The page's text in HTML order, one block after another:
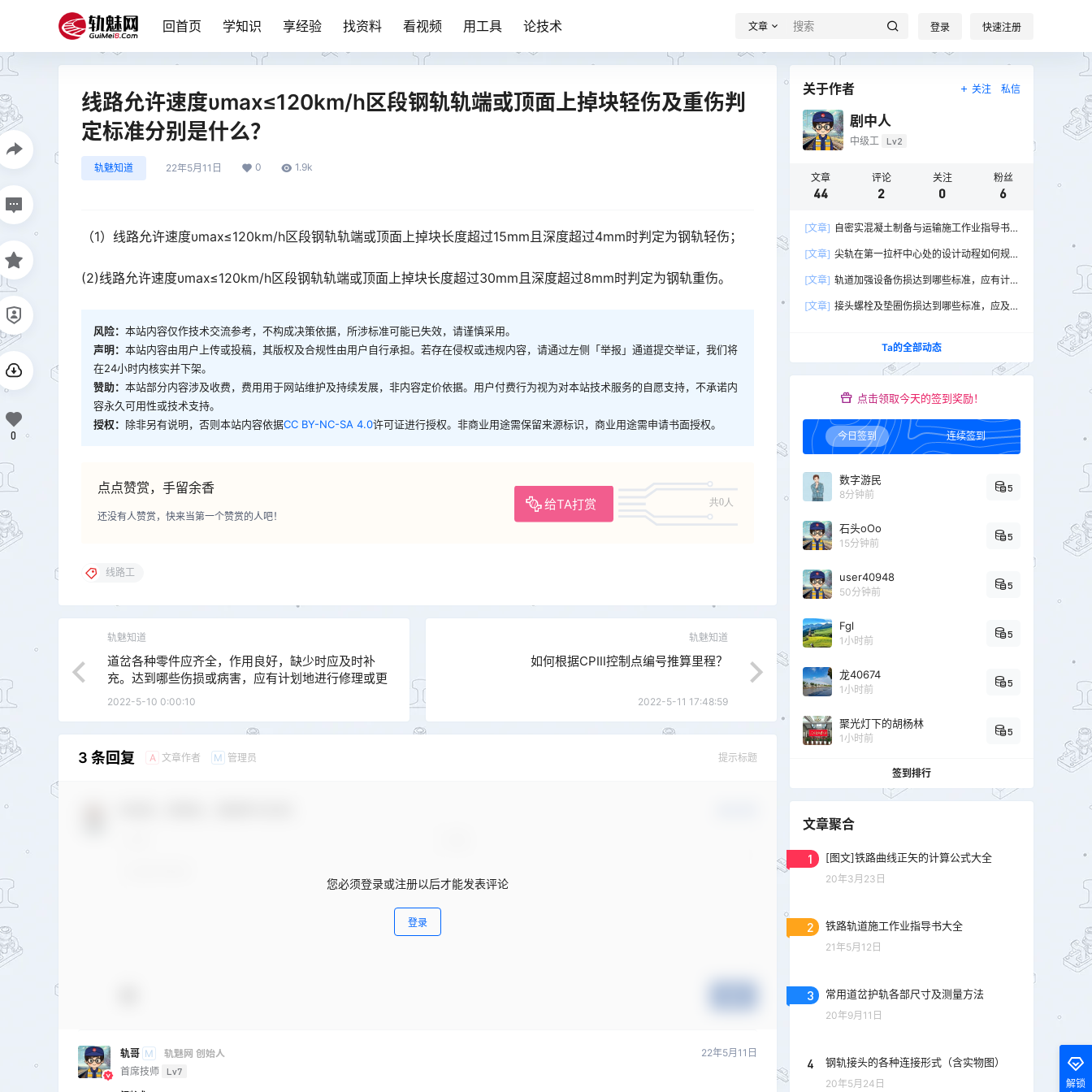
回首页 学知识 享经验 找资料 看视频 用工具 论技术 文章 登录 快速注册
线路允许速度υmax≤120km/h区段钢轨轨端或顶面上掉块轻伤及重伤判
定标准分别是什么？
轨魅知道 22年5月11日 0 1.9k
（1）线路允许速度υmax≤120km/h区段钢轨轨端或顶面上掉块长度超过15mm且深度超过4mm时判定为钢轨轻伤；
(2)线路允许速度υmax≤120km/h区段钢轨轨端或顶面上掉块长度超过30mm且深度超过8mm时判定为钢轨重伤。
风险： 本站内容仅作技术交流参考，不构成决策依据，所涉标准可能已失效，请谨慎采用。
声明： 本站内容由用户上传或投稿，其版权及合规性由用户自行承担。若存在侵权或违规内容，请通过左侧「举报」通道提交举证，我们将
在24小时内核实并下架。
赞助： 本站部分内容涉及收费，费用用于网站维护及持续发展，非内容定价依据。用户付费行为视为对本站技术服务的自愿支持，不承诺内
容永久可用性或技术支持。
授权： 除非另有说明，否则本站内容依据CC BY-NC-SA 4.0许可证进行授权。非商业用途需保留来源标识，商业用途需申请书面授权。
点点赞赏，手留余香
给TA打赏 共0人
还没有人赞赏，快来当第一个赞赏的人吧！
0
线路工
轨魅知道
道岔各种零件应齐全，作用良好，缺少时应及时补
充。达到哪些伤损或病害，应有计划地进行修理或更
换？
2022-5-10 0:00:10
轨魅知道
如何根据CPⅢ控制点编号推算里程？
2022-5-11 17:48:59
3 条回复 A 文章作者 M 管理员 提示标题
您必须登录或注册以后才能发表评论
登录
轨哥 M
轨魅网 创始人
首席技师 Lv7
22年5月11日
关于作者 关注 私信
剧中人
中级工 Lv2
文章
44
评论
2
关注
0
粉丝
6
[文章] 自密实混凝土制备与运输施工作业指导书
[文章] 尖轨在第一拉杆中心处的设计动程如何规
[文章] 轨道加强设备伤损达到哪些标准，应有计
[文章] 接头螺栓及垫圈伤损达到哪些标准，应及
Ta的全部动态
点击领取今天的签到奖励！
今日签到 连续签到
数字游民
8分钟前
5
石头oOo
15分钟前
5
user40948
50分钟前
5
Fgl
1小时前
5
龙40674
1小时前
5
聚光灯下的胡杨林
1小时前
5
签到排行
文章聚合
1 [图文]铁路曲线正矢的计算公式大全
20年3月23日
2 铁路轨道施工作业指导书大全
21年5月12日
3 常用道岔护轨各部尺寸及测量方法
20年9月11日
4 钢轨接头的各种连接形式（含实物图）
20年5月24日
解锁